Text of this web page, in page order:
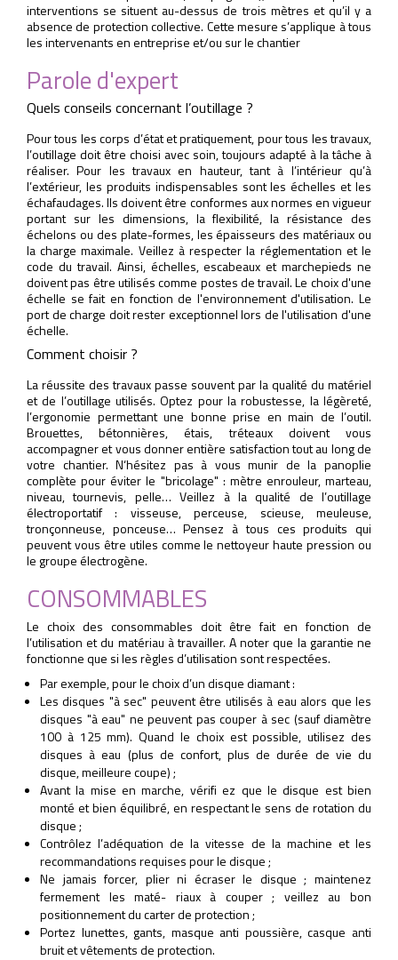
interventions se situent au-dessus de trois mètres et qu’il y a
absence de protection collective. Cette mesure s’applique à tous
les intervenants en entreprise et/ou sur le chantier
Parole d'expert
Quels conseils concernant l’outillage ?
Pour tous les corps d’état et pratiquement, pour tous les travaux,
l’outillage doit être choisi avec soin, toujours adapté à la tâche à
réaliser. Pour les travaux en hauteur, tant à l’intérieur qu’à
l’extérieur, les produits indispensables sont les échelles et les
échafaudages. Ils doivent être conformes aux normes en vigueur
portant sur les dimensions, la flexibilité, la résistance des
échelons ou des plate-formes, les épaisseurs des matériaux ou
la charge maximale. Veillez à respecter la réglementation et le
code du travail. Ainsi, échelles, escabeaux et marchepieds ne
doivent pas être utilisés comme postes de travail. Le choix d'une
échelle se fait en fonction de l'environnement d'utilisation. Le
port de charge doit rester exceptionnel lors de l'utilisation d'une
échelle.
Comment choisir ?
La réussite des travaux passe souvent par la qualité du matériel
et de l’outillage utilisés. Optez pour la robustesse, la légèreté,
l’ergonomie permettant une bonne prise en main de l’outil.
Brouettes, bétonnières, étais, tréteaux doivent vous
accompagner et vous donner entière satisfaction tout au long de
votre chantier. N‘hésitez pas à vous munir de la panoplie
complète pour éviter le "bricolage" : mètre enrouleur, marteau,
niveau, tournevis, pelle… Veillez à la qualité de l’outillage
électroportatif : visseuse, perceuse, scieuse, meuleuse,
tronçonneuse, ponceuse… Pensez à tous ces produits qui
peuvent vous être utiles comme le nettoyeur haute pression ou
le groupe électrogène.
CONSOMMABLES
Le choix des consommables doit être fait en fonction de
l’utilisation et du matériau à travailler. A noter que la garantie ne
fonctionne que si les règles d’utilisation sont respectées.
Par exemple, pour le choix d’un disque diamant :
Les disques "à sec" peuvent être utilisés à eau alors que les
disques "à eau" ne peuvent pas couper à sec (sauf diamètre
100 à 125 mm). Quand le choix est possible, utilisez des
disques à eau (plus de confort, plus de durée de vie du
disque, meilleure coupe) ;
Avant la mise en marche, vérifi ez que le disque est bien
monté et bien équilibré, en respectant le sens de rotation du
disque ;
Contrôlez l’adéquation de la vitesse de la machine et les
recommandations requises pour le disque ;
Ne jamais forcer, plier ni écraser le disque ; maintenez
fermement les maté- riaux à couper ; veillez au bon
positionnement du carter de protection ;
Portez lunettes, gants, masque anti poussière, casque anti
bruit et vêtements de protection.